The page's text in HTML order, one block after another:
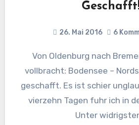
26. Mai 2016 6
Von Oldenburg nach Bremerhaven Es ist
vollbracht: Bodensee –
geschafft. Es ist schier
vierzehn Tagen fuhr ich in
Unter